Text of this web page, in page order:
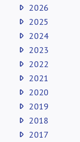
2026
2025
2024
2023
2022
2021
2020
2019
2018
2017